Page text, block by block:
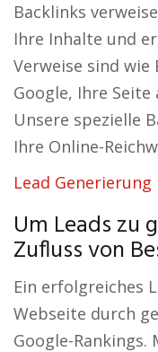
Backlinks
Ihre Inhalte und
Verweise sind
Google, Ihre
Unsere spezielle
Ihre Online-
Lead Generierung
Um Leads zu
Zufluss von
Ein erfolgreiches
Webseite durch
Google-